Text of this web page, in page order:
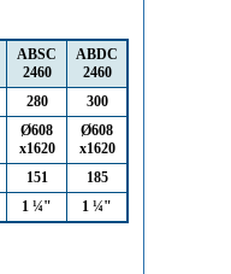
ABSC
2460
ABDC
2460
280 300
Ø608
х1620
Ø608
х1620
151
185
1 ¼" 1 ¼"